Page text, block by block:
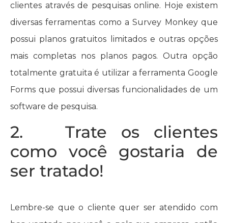
clientes através de pesquisas online. Hoje existem
diversas ferramentas como a Survey Monkey que
possui planos gratuitos limitados e outras opções
mais completas nos planos pagos. Outra opção
totalmente gratuita é utilizar a ferramenta Google
Forms que possui diversas funcionalidades de um
software de pesquisa.
2. Trate os clientes
como você gostaria de
ser tratado!
Lembre-se que o cliente quer ser atendido com